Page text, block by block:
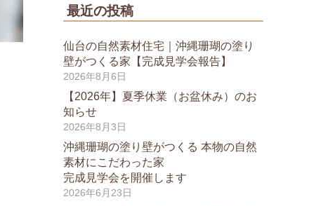
最近の投稿
仙台の自然素材住宅｜沖縄珊瑚の塗り
壁がつくる家【完成見学会報告】
2026年8月6日
【2026年】夏季休業（お盆休み）のお
知らせ
2026年8月3日
沖縄珊瑚の塗り壁がつくる 本物の自然
素材にこだわった家
完成見学会を開催します
2026年6月23日